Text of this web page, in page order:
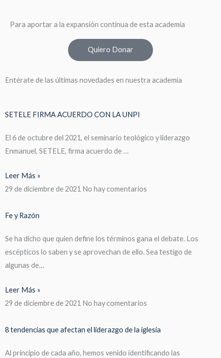
Para aportar a la expansión continua de esta academia
Quiero Donar
Entérate de las últimas novedades en nuestra academia
SETELE FIRMA ACUERDO CON LA UNPI
El 6 de octubre del 2021, el seminario teológico y liderazgo
Enmanuel, SETELE, firma acuerdo de …
Leer Más »
29 de diciembre de 2021 No hay comentarios
Fe y Razón
Se ha dicho que quien define los términos gana el debate. Los
escépticos lo saben y se aprovechan de ello. Sea testigo de
algunas de…
Leer Más »
29 de diciembre de 2021 No hay comentarios
8 tendencias que afectan el liderazgo de la iglesia
Al principio de cada año, hemos venido identificando las